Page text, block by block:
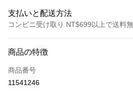
支払いと配送方法
コンビニ受け取り NT$699以上で送料
クレジットカード1回払い
クレジットカード分割払い
商品の特徴
商品番号
11541246